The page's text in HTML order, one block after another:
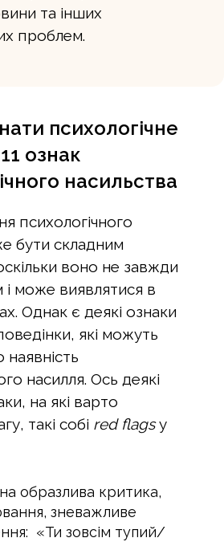
та інших
проблем.
психологічне
ознак
насильства
психологічного
бути складним
воно не завжди
може виявлятися в
Однак є деякі ознаки
які можуть
наявність
насилля. Ось деякі
на які варто
такі собі red flagsу
образлива критика,
зневажливе
«Ти зовсім тупий/